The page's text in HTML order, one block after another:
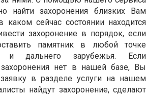
найти захоронения близких Вам
сейчас состоянии находится
захоронение в порядок, если
памятник в любой точке
и дальнего зарубежья. Если
нет в нашей базе, Вы
в разделе услуги на нашем
найдут захоронение, сделают